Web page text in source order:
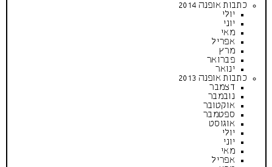
כתבות אופנה 2014
יולי
יוני
מאי
אפריל
מרץ
פברואר
ינואר
כתבות אופנה 2013
דצמבר
נובמבר
אוקטובר
ספטמבר
אוגוסט
יולי
יוני
מאי
אפריל